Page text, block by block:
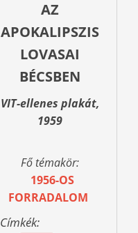
AZ
APOKALIPSZIS
LOVASAI
BÉCSBEN
VIT-ellenes plakát,
1959
Fő témakör:
1956-OS
FORRADALOM
Címkék: